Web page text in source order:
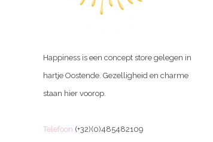
Happiness is een concept store gelegen in
hartje Oostende. Gezelligheid en charme
staan hier voorop.
Telefoon (+32)(0)485482109